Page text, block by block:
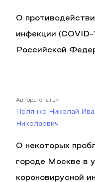
О
инфекции (COVID-
Российской
Авторы статьи
Полянко Николай
Николаевич
О некоторых
городе Москве в
короновирусной